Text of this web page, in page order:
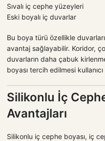
Sıvalı iç cephe yüzeyleri
Eski boyalı iç duvarlar
Bu boya türü özellikle
avantaj sağlayabilir. Koridor,
duvarların daha çabuk
boyası tercih edilmesi
Silikonlu İç
Avantajları
Silikonlu iç cephe boyası, iç